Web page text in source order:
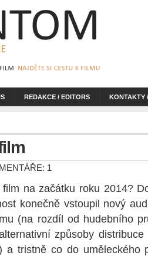
REDAKCE / EDITORS KONTAKTY
1
na začátku roku 2014?
konečně vstoupil nový
(na rozdíl od hudebního
způsoby distribuce
a tristně co do uměleckého